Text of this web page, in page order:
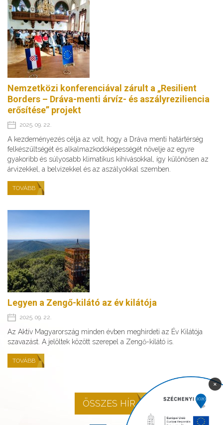
Nemzetközi konferenciával zárult a „Resilient
Borders – Dráva-menti árvíz- és aszályreziliencia
erősítése” projekt
2025. 09. 22.
A kezdeményezés célja az volt, hogy a Dráva menti határtérség
felkészültségét és alkalmazkodóképességét növelje az egyre
gyakoribb és súlyosabb klimatikus kihívásokkal, így különösen az
árvizekkel, a belvizekkel és az aszályokkal szemben.
TOVÁBB
Legyen a Zengő-kilátó az év kilátója
2025. 09. 22.
Az Aktív Magyarország minden évben meghirdeti az Év Kilátója
szavazást. A jelöltek között szerepel a Zengő-kilátó is.
TOVÁBB
ÖSSZES HÍR
×